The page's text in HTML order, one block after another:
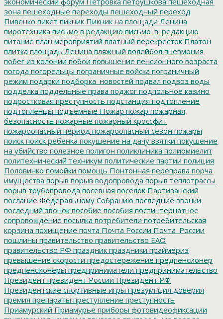
зона пешеходные переходы пешеходный переход
Пивенко пикет пикник Пикник на площади Ленина
пиротехника письмо в редакцию письмо_в_редакцию
питание план мероприятий платный перекресток Платон
плитка площадь Ленина пляжный волейбол пневмония
побег из колонии побои повышение пенсионного возраста
погода погорельцы пограничные войска пограничный
режим подарки подборка_новостей подвал подвоз воды
подделка поддельные права поджог подпольное казино
подростковая преступность подстанция подтопление
подтопленцы подъемные Пожар пожар пожарная
безопасность пожарные пожарный кроссфит
пожароопасный период пожароопасный сезон пожары
поиск поиск ребенка покушение на дачу взятки покушение
на убийство полезное полигон поликлиника полиомиелит
политехнический техникум политические партии полиция
Половинко помойки помощь Понтонная переправа порча
имущества порыв порыв водопровода порыв теплотрассы
порыв трубопровода посевная поселок Партизанский
послание Федеральному Собранию последние звонки
последний звонок пособие пособия постинтернатное
сопровождение посылка потребители потребительская
корзина похищение почта Почта России Почта_России
пошлины правительство правительство ЕАО
правительство РФ праздник праздники праймериз
превышение скорости предостережение предпенсионер
предпенсионеры предприниматели предпринимательство
Президент президент России Президент РФ
Президентские спортивные игры презумпция доверия
премия препараты преступление преступность
Приамурский Приамурье приборы фотовидеофиксации